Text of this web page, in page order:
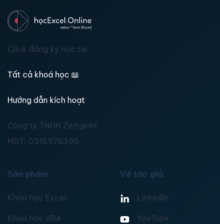
Click đăng ký học tại:
Tất cả khoá học 📖
Hướng dẫn kích hoạt
Công ty TNHH Zeitgeist
MST: 0315976395
Sản phẩm
Khóa học Excel
Khóa học VBA
Về tác giả
Linkedin
YouTube